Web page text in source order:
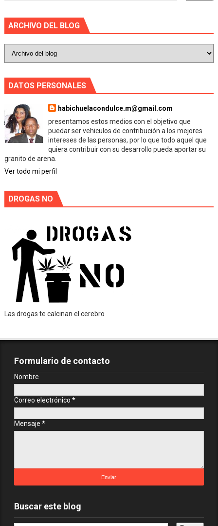
ARCHIVO DEL BLOG
DATOS PERSONALES
habichuelacondulce.m@gmail.com
presentamos estos medios con el objetivo que
puedar ser vehiculos de contribución a los mejores
intereses de las personas, por lo que todo aquel que
quiera contribuir con su desarrollo pueda aportar su
granito de arena.
Ver todo mi perfil
DROGAS NO
Las drogas te calcinan el cerebro
Formulario de contacto
Nombre
Correo electrónico *
Mensaje *
Buscar este blog